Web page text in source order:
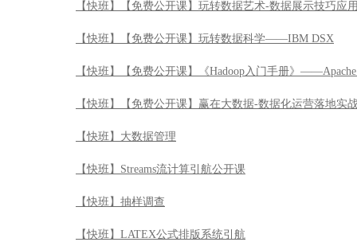
【快班】【免费公开课】玩转数据艺术-数据展示技巧应
【快班】【免费公开课】玩转数据科学——IBM DSX
【快班】【免费公开课】《Hadoop入门手册》
【快班】【免费公开课】赢在大数据-数据化运营落地实
【快班】大数据管理
【快班】Streams流计算引航公开课
【快班】抽样调查
【快班】LATEX公式排版系统引航